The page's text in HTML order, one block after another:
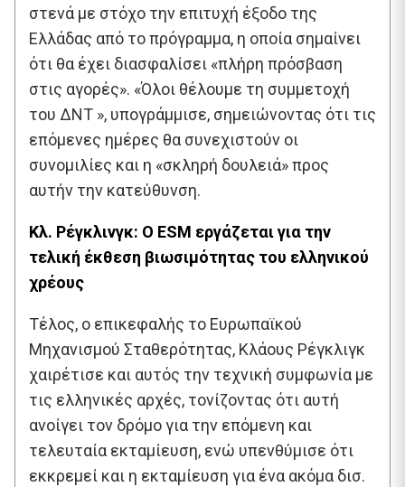
στενά με στόχο την επιτυχή έξοδο της
Ελλάδας από το πρόγραμμα, η οποία σημαίνει
ότι θα έχει διασφαλίσει «πλήρη πρόσβαση
στις αγορές». «Όλοι θέλουμε τη συμμετοχή
του ΔΝΤ », υπογράμμισε, σημειώνοντας ότι τις
επόμενες ημέρες θα συνεχιστούν οι
συνομιλίες και η «σκληρή δουλειά» προς
αυτήν την κατεύθυνση.
Κλ. Ρέγκλινγκ: Ο ESM εργάζεται για την
τελική έκθεση βιωσιμότητας του ελληνικού
χρέους
Τέλος, ο επικεφαλής το Ευρωπαϊκού
Μηχανισμού Σταθερότητας, Κλάους Ρέγκλιγκ
χαιρέτισε και αυτός την τεχνική συμφωνία με
τις ελληνικές αρχές, τονίζοντας ότι αυτή
ανοίγει τον δρόμο για την επόμενη και
τελευταία εκταμίευση, ενώ υπενθύμισε ότι
εκκρεμεί και η εκταμίευση για ένα ακόμα δισ.